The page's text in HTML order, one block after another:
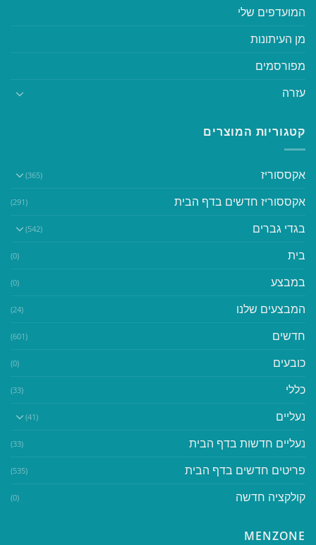
המועדפים שלי
מן העיתונות
מפורסמים
עזרה
קטגוריות המוצרים
אקססוריז (365)
אקססוריז חדשים בדף הבית (291)
בגדי גברים (542)
בית (0)
במבצע (0)
המבצעים שלנו (24)
חדשים (601)
כובעים (0)
כללי (33)
נעליים (41)
נעליים חדשות בדף הבית (33)
פריטים חדשים בדף הבית (535)
קולקציה חדשה (0)
MENZONE